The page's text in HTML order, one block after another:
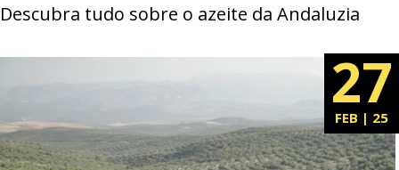
Descubra tudo sobre o azeite da Andaluzia
27
FEB | 25